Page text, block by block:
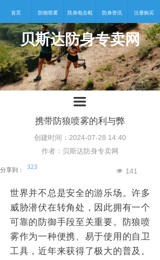
贝斯达防身专卖网
首页 防狼喷雾 防身电击棍 防身资讯 注册购买
넡
携带防狼喷雾的利与弊
世界并不总是安全的游乐场。许多
威胁潜伏在转角处，因此拥有一个
可靠的防御手段至关重要。
防狼喷
雾作为一种便携、易于使用的自卫
工具，近年来获得了极大的普及。
넶 141
分享到： 323
创建时间： 2024-07-28 14:40
作者：贝斯达防身专卖网
끀